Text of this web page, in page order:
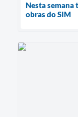
Nesta semana
obras do SIM